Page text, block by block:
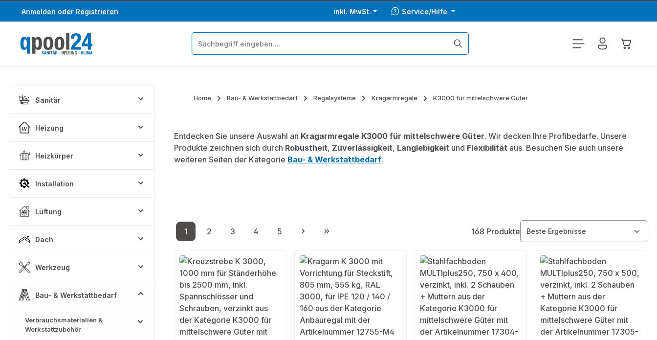
Hauptinhalt springen
Zur Suche springen
Anmelden oder Registrieren inkl. MwSt. Service/Hilfe
Sanitär
Heizung
Heizkörper
Installation
Lüftung
Dach
Werkzeug
Bau- & Werkstattbedarf
Verbrauchsmaterialien &
Werkstattzubehör
Home Bau- & Werkstattbedarf Regalsysteme Kragarmregale K3000 für mittelschwere Güter
Entdecken Sie unsere Auswahl an Kragarmregale K3000 für mittelschwere Güter. Wir decken Ihre Profibedarfe. Unsere
Produkte zeichnen sich durch Robustheit, Zuverlässigkeit, Langlebigkeit und Flexibilität aus. Besuchen Sie auch unsere
weiteren Seiten der Kategorie Bau- & Werkstattbedarf.
Seite
1
Seite
2
Seite
3
Seite
4
Seite
5 168 Produkte